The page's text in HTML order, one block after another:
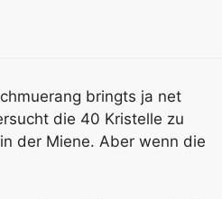
bringts ja net
die 40 Kristelle zu
der Miene. Aber wenn die